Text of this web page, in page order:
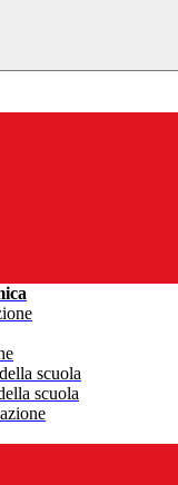
scuola
scuola